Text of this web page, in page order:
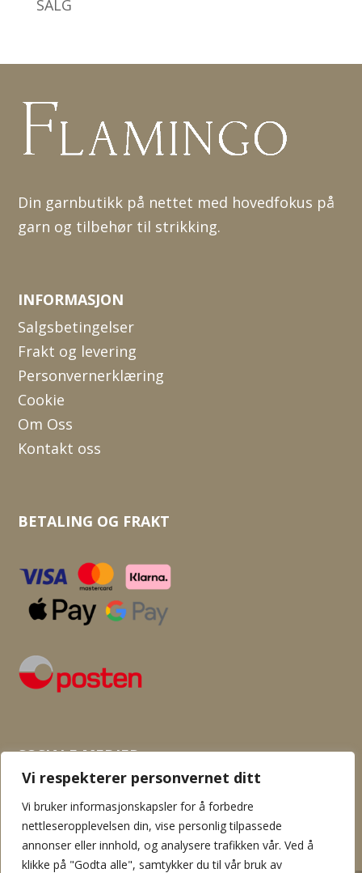
Vi respekterer personvernet ditt
Vi bruker informasjonskapsler for å forbedre
nettleseropplevelsen din, vise personlig tilpassede
annonser eller innhold, og analysere trafikken vår. Ved å
klikke på "Godta alle", samtykker du til vår bruk av
SALG
Din garnbutikk på nettet med hovedfokus på
garn og tilbehør til strikking.
INFORMASJON
Salgsbetingelser
Frakt og levering
Personvernerklæring
Cookie
Om Oss
Kontakt oss
BETALING OG FRAKT
SOSIALE MEDIER